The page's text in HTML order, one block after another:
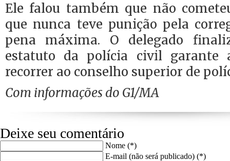
Ele falou também que não
que nunca teve punição pela
pena máxima. O delegado
estatuto da polícia civil garante
recorrer ao conselho superior de
Com informações do G1/MA
Deixe seu comentário
Nome (*)
E-mail (não será publicado) (*)